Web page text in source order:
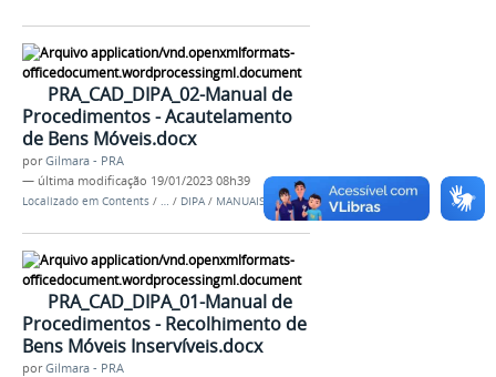
PRA_CAD_DIPA_02-Manual de
Procedimentos - Acautelamento
de Bens Móveis.docx
porGilmara - PRA
— última modificação 19/01/2023 08h39
Localizado em Contents / … / DIPA / MANUAIS
PRA_CAD_DIPA_01-Manual de
Procedimentos - Recolhimento de
Bens Móveis Inservíveis.docx
porGilmara - PRA